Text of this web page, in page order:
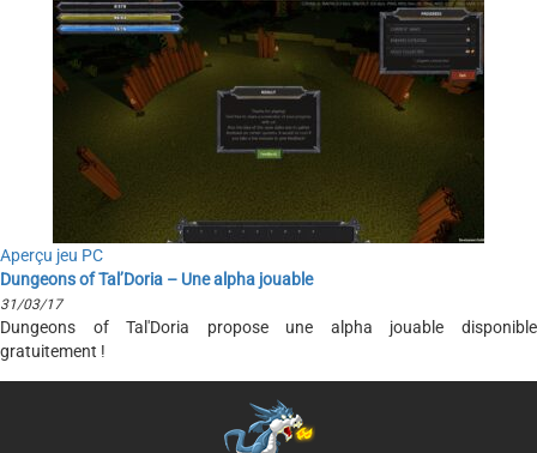
Aperçu jeu PC
Dungeons of Tal’Doria – Une alpha jouable
31/03/17
Dungeons of Tal'Doria propose une alpha jouable disponible
gratuitement !